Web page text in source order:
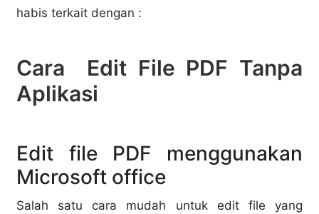
habis terkait dengan :
Cara Edit File PDF Tanpa
Aplikasi
Edit file PDF menggunakan
Microsoft office
Salah satu cara mudah untuk edit file yang